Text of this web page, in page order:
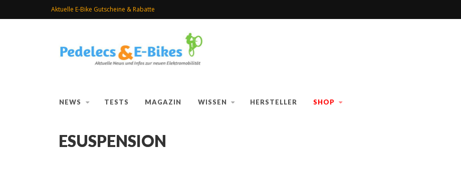
Aktuelle E-Bike Gutscheine & Rabatte
NEWS TESTS MAGAZIN WISSEN HERSTELLER SHOP
ESUSPENSION